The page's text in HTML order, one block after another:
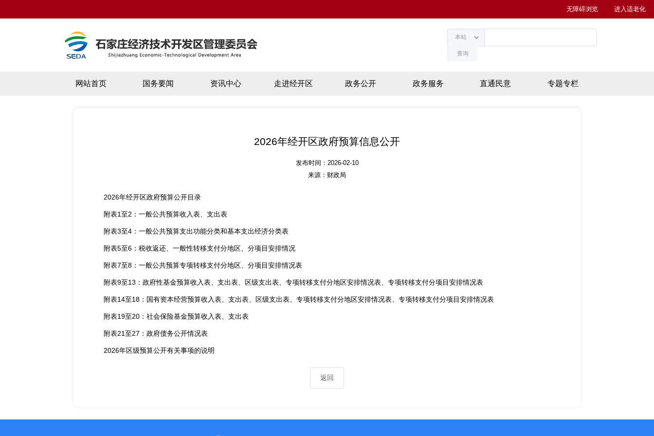
无障碍浏览 进入适老化
查询
网站首页 国务要闻 资讯中心 走进经开区 政务公开 政务服务 直通民意 专题专栏
2026年经开区政府预算信息公开
发布时间：2026-02-10
来源：财政局
2026年经开区政府预算公开目录
附表1至2：一般公共预算收入表、支出表
附表3至4：一般公共预算支出功能分类和基本支出经济分类表
附表5至6：税收返还、一般性转移支付分地区、分项目安排情况
附表7至8：一般公共预算专项转移支付分地区、分项目安排情况表
附表9至13：政府性基金预算收入表、支出表、区级支出表、专项转移支付分地区安排情况表、专项转移支付分项目安排情况表
附表14至18：国有资本经营预算收入表、支出表、区级支出表、专项转移支付分地区安排情况表、专项转移支付分项目安排情况表
附表19至20：社会保险基金预算收入表、支出表
附表21至27：政府债务公开情况表
2026年区级预算公开有关事项的说明
返回